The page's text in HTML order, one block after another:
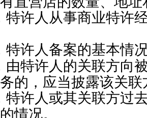
特许人从事商业特许
特许人备案的基本情
由特许人的关联方向
的，应当披露该关
特许人或其关联方过
情况。